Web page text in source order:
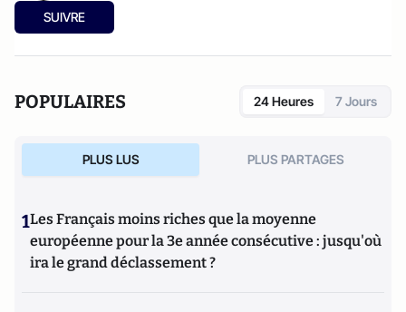
SUIVRE
POPULAIRES 24 Heures 7 Jours
PLUS LUS PLUS PARTAGES
1Les Français moins riches que la moyenne
européenne pour la 3e année consécutive : jusqu'où
ira le grand déclassement ?